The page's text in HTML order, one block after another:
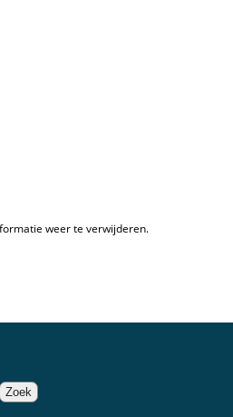
weer te verwijderen.